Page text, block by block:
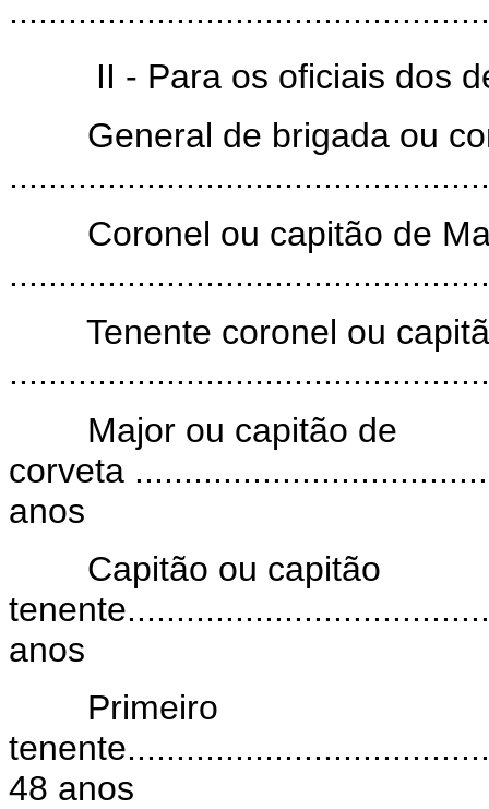
II - Para os oficiais dos
General de brigada ou
Coronel ou capitão de
Tenente coronel ou
Major ou capitão de
corveta
anos
Capitão ou capitão
anos
Primeiro
48 anos